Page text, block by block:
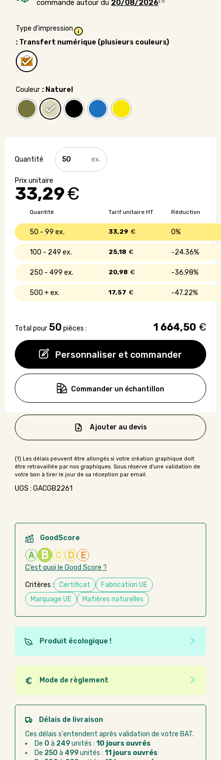
commande autour du 20/08/2026
Type d'impression
: Transfert numérique (plusieurs couleurs)
Couleur : Naturel
33,29€
Personnaliser et commander
quantité
de
Sacoche
coton
bio
France
Quantité Réduction
Tarif unitaire HT
50 - 99 0%
33,29 €
100 - 249 24.36%
25,18 €
250 - 499 36.98%
20,98 €
500 + 47.22%
17,57 €
Total pour 50 pièces : 1 664,50 €
Commander un échantillon
Ajouter au devis
UGS : GACGB2261
GoodScore
A B C D E
C’est quoi le Good Score ?
Critères : Certificat
Fabrication UE
Marquage UE
Matières naturelles
Produit écologique !
Ce produit est éco-conçu, il a été fabriqué à partir de
matériaux recyclés ou recyclables. Ces produits
peuvent plus facilement obtenir une seconde vie
après utilisation. L'origine de fabrication du produit
n'entre pas dans les critères d'éco-conception.
Mode de règlement
Quel que soit le mode de règlement, vous pouvez
passer commande en ligne sur Good Act.
Paiement CB :paiement sécurisé par carte
Virement bancaire :règlement sur facture
après la commande
Délais de livraison
Ces délais s'entendent après validation de votre BAT.
De 0 à 249unités : 10 jours ouvrés
De 250 à 499unités : 11 jours ouvrés